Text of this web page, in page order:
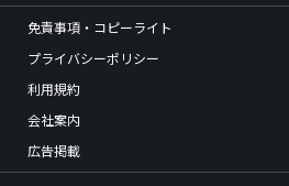
免責事項・コピーライト
プライバシーポリシー
利用規約
会社案内
広告掲載